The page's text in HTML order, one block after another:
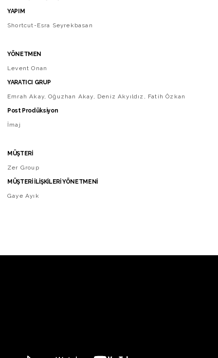
YAPIM
Shortcut-Esra Seyrekbasan
YÖNETMEN
Levent Onan
YARATICI GRUP
Emrah Akay, Oğuzhan Akay, Deniz Akyıldız, Fatih Özkan
Post Prodüksiyon
İmaj
MÜŞTERİ
Zer Group
MÜŞTERİ İLİŞKİLERİ YÖNETMENİ
Gaye Ayık